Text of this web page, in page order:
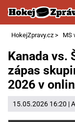
HokejZpravy.cz > MS
Kanada vs.
zápas
2026 v
15.05.2026 16:20 |